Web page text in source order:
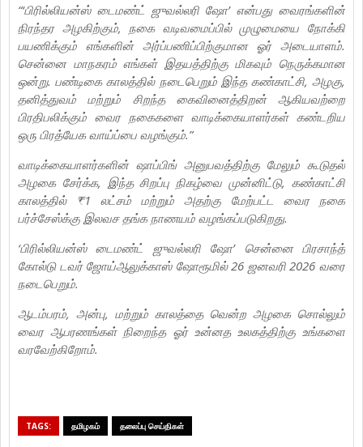
“‘பிரில்லியன்ஸ் டைமண்ட் ஜுவல்லரி ஷோ’ என்பது வைரங்களின்
நிரந்தர அழகிற்கும், நகை வடிவமைப்பில் முழுமையை நோக்கி
பயணிக்கும் எங்களின் அர்ப்பணிப்பிற்குமான ஓர் அடையாளம்.
சென்னை மாநகரம் எங்கள் இதயத்திற்கு மிகவும் நெருக்கமான
ஒன்று. பண்டிகை காலத்தில் நடைபெறும் இந்த கண்காட்சி, அழகு,
தனித்துவம் மற்றும் சிறந்த கைவினைத்திறன் ஆகியவற்றை
பிரதிபலிக்கும் வைர நகைகளை வாடிக்கையாளர்கள் கண்டறிய
ஒரு பிரத்யேக வாய்ப்பை வழங்கும்.”
வாடிக்கையாளர்களின் ஷாப்பிங் அனுபவத்திற்கு மேலும் கூடுதல்
அழகை சேர்க்க, இந்த சிறப்பு நிகழ்வை முன்னிட்டு, கண்காட்சி
காலத்தில் ₹1 லட்சம் மற்றும் அதற்கு மேற்பட்ட வைர நகை
பர்ச்சேஸ்க்கு இலவச தங்க நாணயம் வழங்கப்படுகிறது.
‘பிரில்லியன்ஸ் டைமண்ட் ஜுவல்லரி ஷோ’ சென்னை பிரசாந்த்
கோல்டு டவர் ஜோய்ஆலுக்காஸ் ஷோரூமில் 26 ஜனவரி 2026 வரை
நடைபெறும்.
ஆடம்பரம், அன்பு, மற்றும் காலத்தை வென்ற அழகை சொல்லும்
வைர ஆபரணங்கள் நிறைந்த ஓர் உன்னத உலகத்திற்கு உங்களை
வரவேற்கிறோம்.
TAGS: தமிழகம் தலைப்பு செய்திகள்